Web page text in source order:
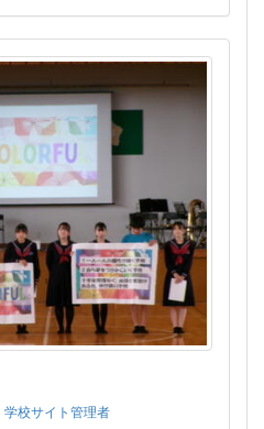
学校サイト管理者